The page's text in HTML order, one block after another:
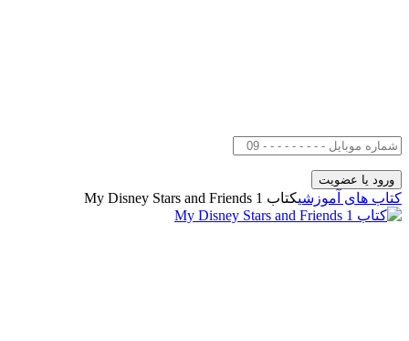
کتاب های آموزشیکتاب My Disney Stars and Friends 1